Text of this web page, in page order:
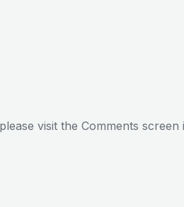
visit the Comments